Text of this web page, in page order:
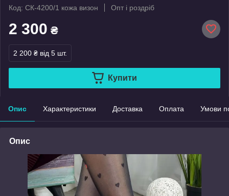
Код: СК-4200/1 кожа визон
Опт і роздріб
2 300 ₴
2 200 ₴ від 5 шт.
Купити
Опис Характеристики Доставка Оплата Умови
Опис